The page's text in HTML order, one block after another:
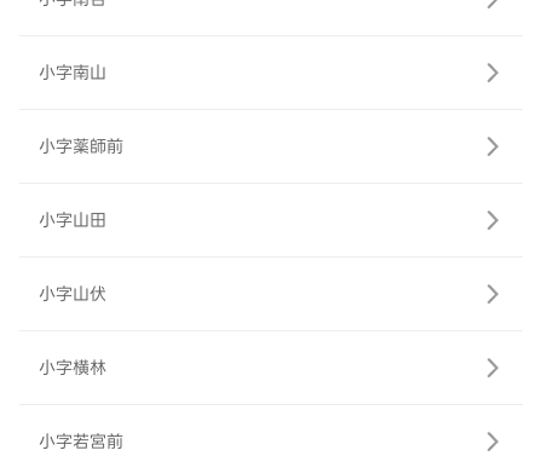
小字南山
小字薬師前
小字山田
小字山伏
小字横林
小字若宮前